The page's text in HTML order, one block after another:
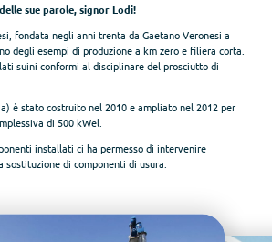
sue parole, signor Lodi!
fondata negli anni trenta da Gaetano Veronesi a
degli esempi di produzione a km zero e filiera corta.
suini conformi al disciplinare del prosciutto di
è stato costruito nel 2010 e ampliato nel 2012 per
di 500 kWel.
installati ci ha permesso di intervenire
di componenti di usura.